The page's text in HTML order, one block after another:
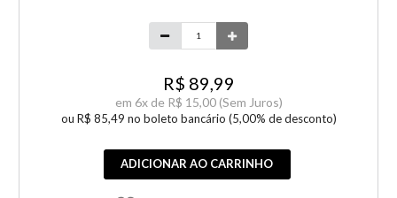
R$ 89,99
em 6x de R$ 15,00(Sem Juros)
ou R$ 85,49 no boleto bancário (5,00% de desconto)
ADICIONAR AO CARRINHO